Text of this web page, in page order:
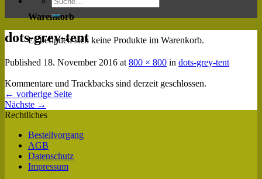
Warenkorb
Es befinden sich keine Produkte im Warenkorb.
dots-grey-tent
Published 18. November 2016 at 800 × 800 in dots-grey-tent
Kommentare und Trackbacks sind derzeit geschlossen.
← vorherige Seite
Nächste →
Rechtliches
Bestellvorgang
AGB
Datenschutz
Impressum